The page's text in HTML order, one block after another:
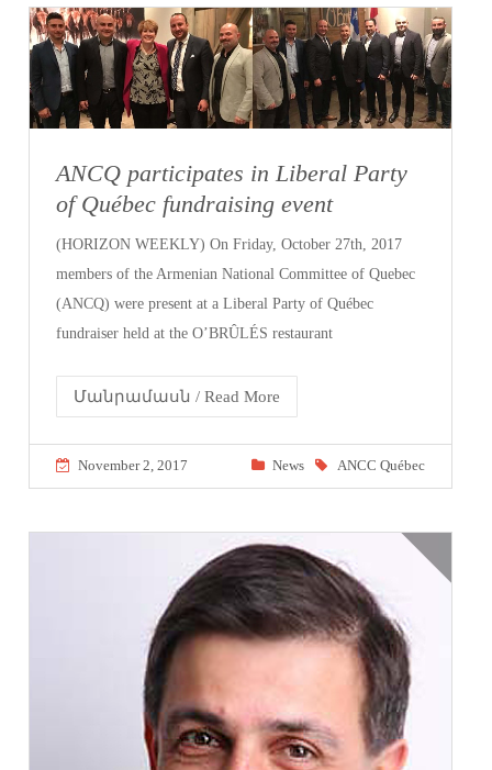
ANCQ participates in Liberal Party
of Québec fundraising event
(HORIZON WEEKLY) On Friday, October 27th, 2017
members of the Armenian National Committee of Quebec
(ANCQ) were present at a Liberal Party of Québec
fundraiser held at the O’BRÛLÉS restaurant
Մանրամասն / Read More
November 2, 2017 News ANCC Québec